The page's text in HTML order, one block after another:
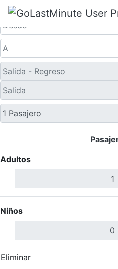
Solo ida
Adultos
Niños
Eliminar